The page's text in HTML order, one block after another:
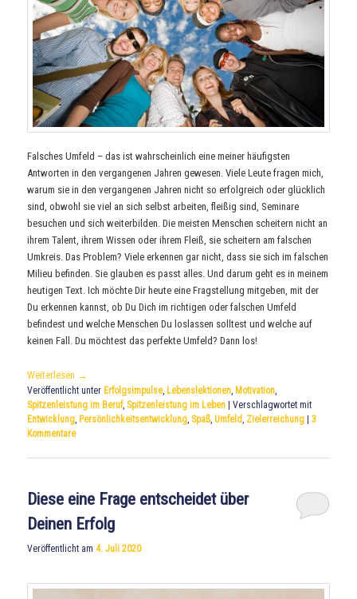
Falsches Umfeld – das ist wahrscheinlich eine meiner häufigsten
Antworten in den vergangenen Jahren gewesen. Viele Leute fragen mich,
warum sie in den vergangenen Jahren nicht so erfolgreich oder glücklich
sind, obwohl sie viel an sich selbst arbeiten, fleißig sind, Seminare
besuchen und sich weiterbilden. Die meisten Menschen scheitern nicht an
ihrem Talent, ihrem Wissen oder ihrem Fleiß, sie scheitern am falschen
Umkreis. Das Problem? Viele erkennen gar nicht, dass sie sich im falschen
Milieu befinden. Sie glauben es passt alles. Und darum geht es in meinem
heutigen Text. Ich möchte Dir heute eine Fragstellung mitgeben, mit der
Du erkennen kannst, ob Du Dich im richtigen oder falschen Umfeld
befindest und welche Menschen Du loslassen solltest und welche auf
keinen Fall. Du möchtest das perfekte Umfeld? Dann los!
Weiterlesen →
Veröffentlicht unter Erfolgsimpulse, Lebenslektionen Motivation
Spitzenleistung im Beruf, Spitzenleistung im Leben |Verschlagwortet mit
Entwicklung Persönlichkeitsentwicklung Spaß,Umfeld Zielerreichung |3
Kommentare
Diese eine Frage entscheidet über
Deinen Erfolg
Veröffentlicht am4. Juli 2020